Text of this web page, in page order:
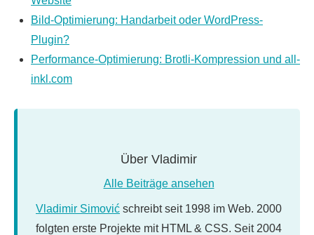
Bild-Optimierung: Handarbeit oder WordPress-
Plugin?
Performance-Optimierung: Brotli-Kompression und all-
inkl.com
Über Vladimir
Alle Beiträge ansehen
Vladimir Simović schreibt seit 1998 im Web. 2000
folgten erste Projekte mit HTML & CSS. Seit 2004